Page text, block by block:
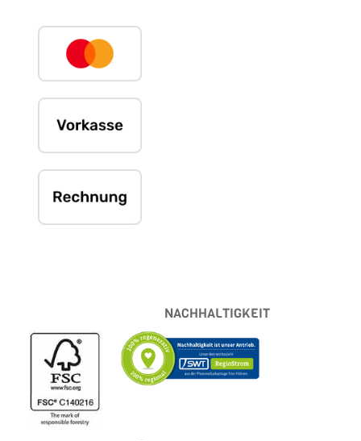
NACHHALTIGKEIT